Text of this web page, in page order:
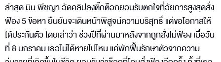
ล่าสุด มิน พีชญา อัดคลิปลงติ๊กต็อกยอมรับตกใจที่อัยการสูงสุดสั่ง
ฟ้อง 5 ข้อหา ยืนยันจะเดินหน้าพิสูจน์ความบริสุทธิ์ แต่ขอโอกาสให้
ได้ประกันตัว โดยเล่าว่า ช่วงปีที่ผ่านมาหลังจากถูกสั่งไม่ฟ้อง เมื่อวัน
ที่ 8 มกราคม เธอไม่ได้หายไปไหน แค่พักฟื้นรักษาตัวจากความ